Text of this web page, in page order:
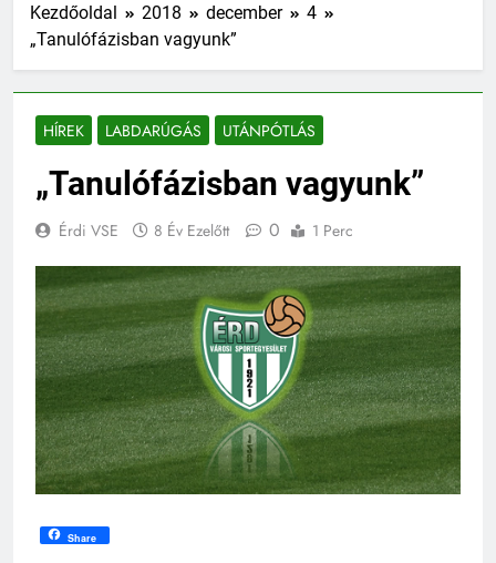
Kezdőoldal 2018 december
4
„Tanulófázisban vagyunk”
HÍREK LABDARÚGÁS UTÁNPÓTLÁS
„Tanulófázisban vagyunk”
Érdi VSE 8 Év Ezelőtt 0 1 Perc
Share